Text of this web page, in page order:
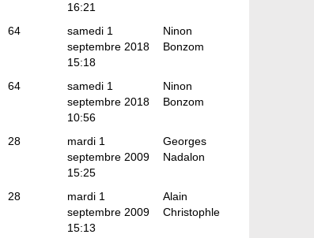
16:21
64
samedi 1
septembre 2018
15:18
Ninon
Bonzom
64
samedi 1
septembre 2018
10:56
Ninon
Bonzom
28
mardi 1
septembre 2009
15:25
Georges
Nadalon
28
mardi 1
septembre 2009
15:13
Alain
Christophle